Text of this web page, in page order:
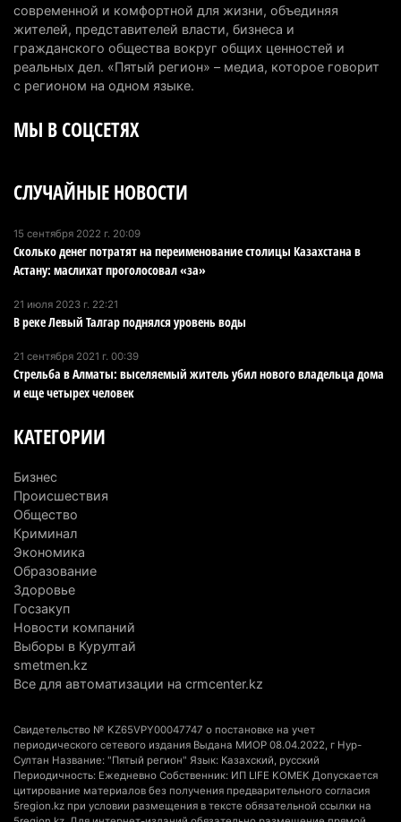
Пожар в Аксайском ущелье под Алматы
полностью ликвидирован спустя три дня
6 августа 2026 г. 08:51 236
в Алматинской области
Казахстан стал лидером Центральной Азии в
5 августа 2026 г. 13:55
Казахстан может начать выпуск экологичного
запустят в Алатау
Туриста с тяжелыми травмами эвакуировали в
горах Алматинской области после камнепада
Алматинской области, судят спустя год после
трагедии
5 августа 2026 г. 09:17
В Алматинской области запустят производство
катеров для Formula-1 H2O и откроют академию
пилотов
В Alatau City Authority назначили нового
Партия «Әділет» предложила превратить
университеты в центры технологий и новых
рабочих мест
современной и комфортной для жизни, объединяя
жителей, представителей власти, бизнеса и
гражданского общества вокруг общих ценностей и
реальных дел. «Пятый регион» – медиа, которое говорит
с регионом на одном языке.
МЫ В СОЦСЕТЯХ
СЛУЧАЙНЫЕ НОВОСТИ
15 сентября 2022 г. 20:09
Сколько денег потратят на переименование столицы Казахстана в
Астану: маслихат проголосовал «за»
21 июля 2023 г. 22:21
В реке Левый Талгар поднялся уровень воды
21 сентября 2021 г. 00:39
Стрельба в Алматы: выселяемый житель убил нового владельца дома
и еще четырех человек
КАТЕГОРИИ
Бизнес
Происшествия
Общество
Криминал
Экономика
Образование
Здоровье
Госзакуп
Новости компаний
Выборы в Курултай
smetmen.kz
Все для автоматизации на crmcenter.kz
Свидетельство № KZ65VPY00047747 о постановке на учет
периодического сетевого издания Выдана МИОР 08.04.2022, г Нур-
Султан Название: "Пятый регион" Язык: Казахский, русский
Периодичность: Ежедневно Собственник: ИП LIFE KOMEK Допускается
цитирование материалов без получения предварительного согласия
5region.kz при условии размещения в тексте обязательной ссылки на